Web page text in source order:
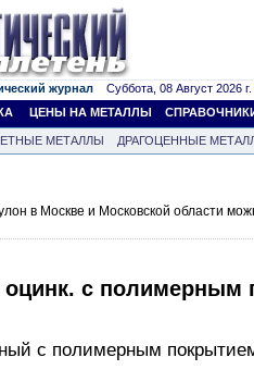
журнал Суббота, 08 Август 2026 г.
ЦЕНЫ НА МЕТАЛЛЫ
МЕТАЛЛЫ
ДРАГОЦЕННЫЕ
в Москве и Московской области
с полимерным
с полимерным